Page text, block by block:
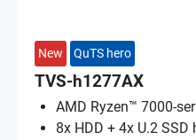
New QuTS hero
TVS-h1277AX
AMD Ryzen™ 7000-
8x HDD + 4x U.2